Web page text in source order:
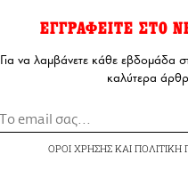
ΕΓΓΡΑΦΕΙΤΕ ΣΤΟ
Για να λαμβάνετε κάθε εβδομάδα
καλύτερα
ΟΡΟΙ ΧΡΗΣΗΣΚΑΙ ΠΟΛΙΤΙΚΗ